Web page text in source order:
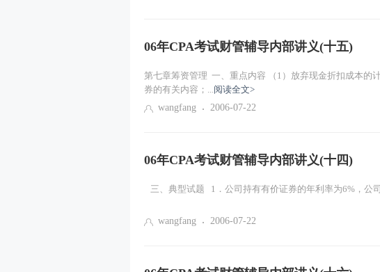
06年CPA考试财管辅导内部讲义(十五)
第七章筹资管理 一、重点内容 （1）放弃现金折扣成本的
券的有关内容；...阅读全文>
wangfang
2006-07-22
06年CPA考试财管辅导内部讲义(十四)
三、典型试题 1．公司持有有价证券的年利率为6%，公
wangfang 2006-07-22